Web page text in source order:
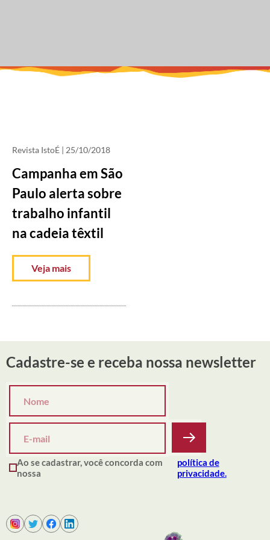
Revista IstoÉ | 25/10/2018
Campanha em São
Paulo alerta sobre
trabalho infantil
na cadeia têxtil
Veja mais
Cadastre-se e receba nossa newsletter
Ao se cadastrar, você concorda com
nossa
política de
privacidade.